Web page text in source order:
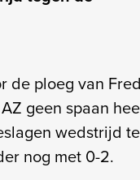
de ploeg van Fred
geen spaan
wedstrijd
nog met 0-2.